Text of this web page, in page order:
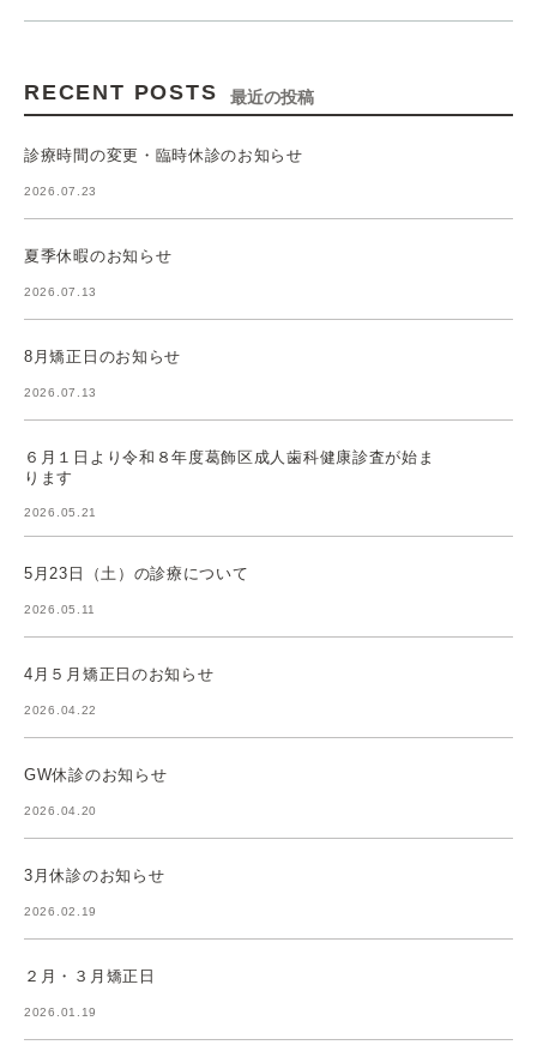
RECENT POSTS 最近の投稿
診療時間の変更・臨時休診のお知らせ
2026.07.23
夏季休暇のお知らせ
2026.07.13
8月矯正日のお知らせ
2026.07.13
６月１日より令和８年度葛飾区成人歯科健康診査が始ま
ります
2026.05.21
5月23日（土）の診療について
2026.05.11
4月５月矯正日のお知らせ
2026.04.22
GW休診のお知らせ
2026.04.20
3月休診のお知らせ
2026.02.19
２月・３月矯正日
2026.01.19